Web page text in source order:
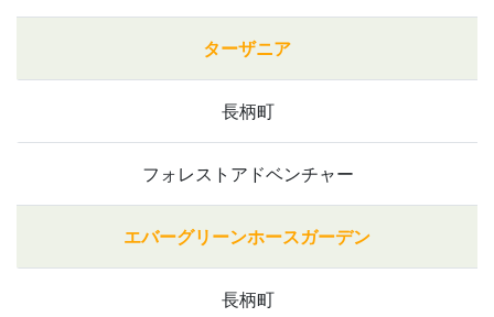
ターザニア
長柄町
フォレストアドベンチャー
エバーグリーンホースガーデン
長柄町